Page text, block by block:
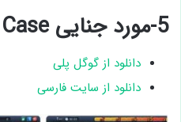
5-مورد جنایی Criminal Case
دانلود از گوگل پلی
دانلود از سایت فارسی